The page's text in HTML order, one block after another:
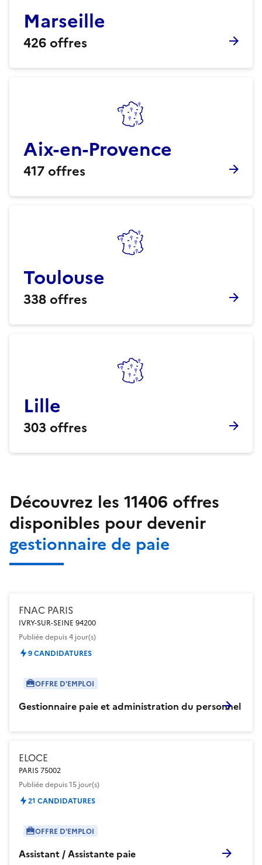
Marseille
426 offres
Aix-en-Provence
417 offres
Toulouse
338 offres
Lille
303 offres
Découvrez les 11406 offres
disponibles pour devenir
gestionnaire de paie
Gestionnaire paie et administration du personnel
FNAC PARIS
IVRY-SUR-SEINE 94200
Publiéedepuis 4 jour(s)
9 CANDIDATURES
OFFRE D'EMPLOI
Assistant / Assistante paie
ELOCE
PARIS 75002
Publiéedepuis 15 jour(s)
21 CANDIDATURES
OFFRE D'EMPLOI